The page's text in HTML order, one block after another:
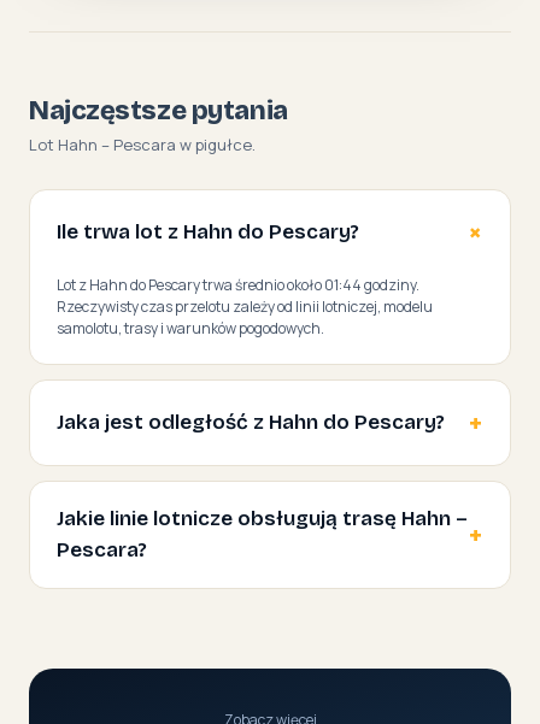
Najczęstsze pytania
Lot Hahn – Pescara w pigułce.
Ile trwa lot z Hahn do Pescary?
Lot z Hahn do Pescary trwa średnio około 01:44 godziny.
Rzeczywisty czas przelotu zależy od linii lotniczej, modelu
samolotu, trasy i warunków pogodowych.
Jaka jest odległość z Hahn do Pescary?
Jakie linie lotnicze obsługują trasę Hahn –
Pescara?
Zobacz więcej